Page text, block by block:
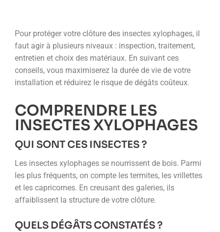
Pour protéger votre clôture des insectes xylophages, il
faut agir à plusieurs niveaux : inspection, traitement,
entretien et choix des matériaux. En suivant ces
conseils, vous maximiserez la durée de vie de votre
installation et réduirez le risque de dégâts coûteux.
COMPRENDRE LES
INSECTES XYLOPHAGES
QUI SONT CES INSECTES ?
Les insectes xylophages se nourrissent de bois. Parmi
les plus fréquents, on compte les termites, les vrillettes
et les capricornes. En creusant des galeries, ils
affaiblissent la structure de votre clôture.
QUELS DÉGÂTS CONSTATÉS ?